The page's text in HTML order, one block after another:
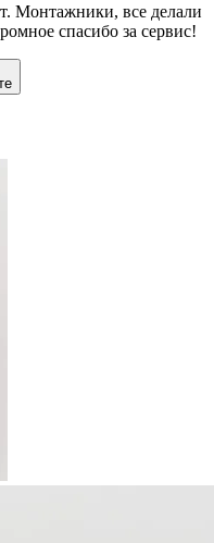
Монтажники, все делали
спасибо за сервис!